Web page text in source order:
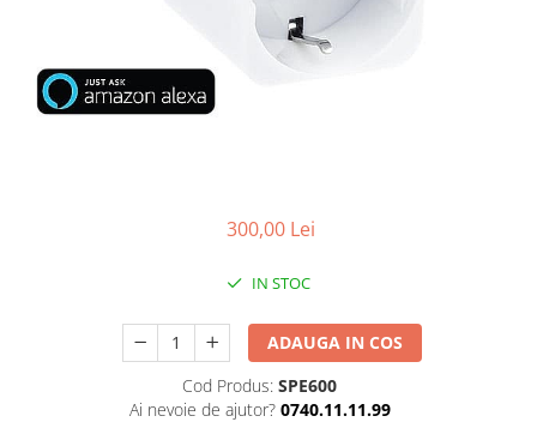
ELEMENTE SMART
FARA FIR
AER CONDITIONAT SI CLIMATIZARE
INCALZIRE IN PARDOSEALA
CUTII DISTRIBUITORI
300,00 Lei
IN STOC
ADAUGA IN COS
Cod Produs: SPE600
Ai nevoie de ajutor? 0740.11.11.99